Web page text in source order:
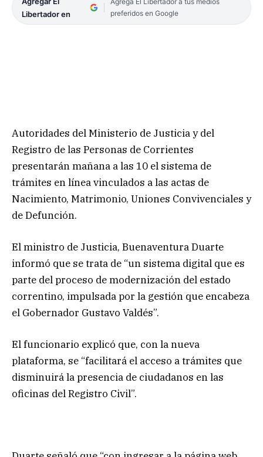
Libertador en
preferidos en Google
Autoridades del Ministerio de Justicia y del
Registro de las Personas de Corrientes
presentarán mañana a las 10 el sistema de
trámites en línea vinculados a las actas de
Nacimiento, Matrimonio, Uniones Convivenciales y
de Defunción.
El ministro de Justicia, Buenaventura Duarte
informó que se trata de “un sistema digital que es
parte del proceso de modernización del estado
correntino, impulsada por la gestión que encabeza
el Gobernador Gustavo Valdés”.
El funcionario explicó que, con la nueva
plataforma, se “facilitará el acceso a trámites que
disminuirá la presencia de ciudadanos en las
oficinas del Registro Civil”.